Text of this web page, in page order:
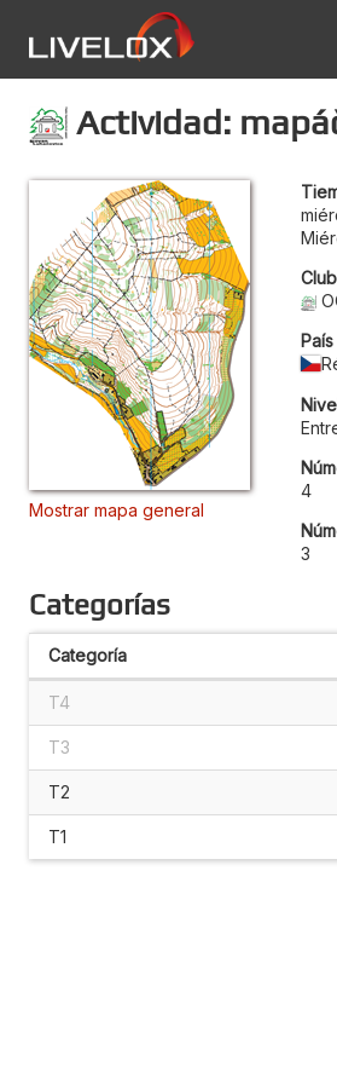
Actividad:
Mostrar mapa general
País
4
3
Categorías
Categoría
T4
T3
T2
T1